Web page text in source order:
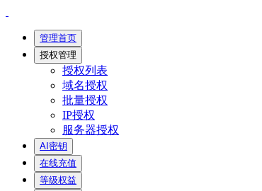
管理首页
授权管理
授权列表
域名授权
批量授权
IP授权
服务器授权
AI密钥
在线充值
等级权益